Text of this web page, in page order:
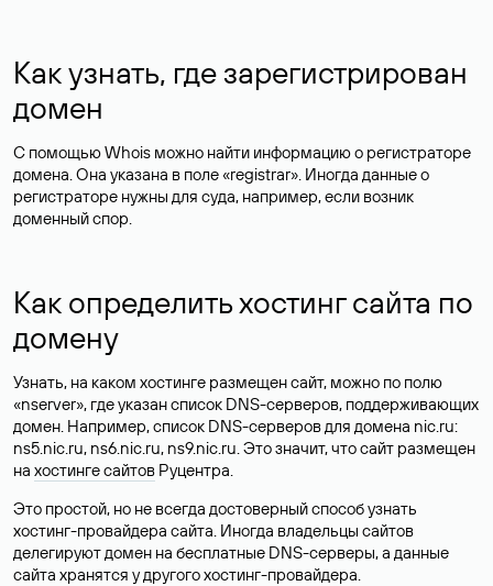
Как узнать, где зарегистрирован
домен
С помощью Whois можно найти информацию о регистраторе
домена. Она указана в поле «registrar». Иногда данные о
регистраторе нужны для суда, например, если возник
доменный спор.
Как определить хостинг сайта по
домену
Узнать, на каком хостинге размещен сайт, можно по полю
«nserver», где указан список DNS-серверов, поддерживающих
домен. Например, список DNS-серверов для домена nic.ru:
ns5.nic.ru, ns6.nic.ru, ns9.nic.ru. Это значит, что сайт размещен
на хостинге сайтов Руцентра.
Это простой, но не всегда достоверный способ узнать
хостинг-провайдера сайта. Иногда владельцы сайтов
делегируют домен на бесплатные DNS-серверы, а данные
сайта хранятся у другого хостинг-провайдера.